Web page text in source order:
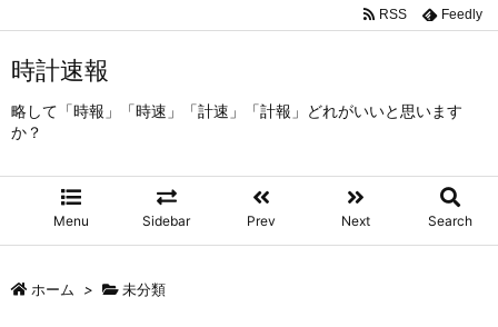
時計速報
略して「時報」「時速」「計速」「計報」どれがいいと思います
か？
Menu Sidebar Prev Next Search
RSS Feedly
ホーム > 未分類